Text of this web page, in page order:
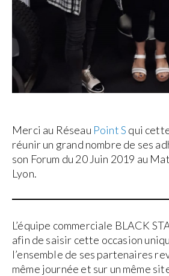
Merci au Réseau Point S qui
réunir un grand nombre de ses
son Forum du 20 Juin 2019 au
Lyon.
L’équipe commerciale BLACK
afin de saisir cette occasion
l’ensemble de ses partenaires
même journée et sur un même